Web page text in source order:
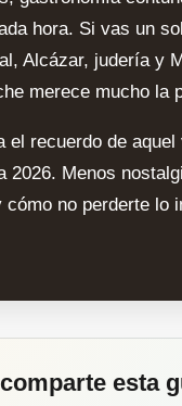
hora. Si vas un
Alcázar, judería y
merece mucho la
recuerdo de
2026. Menos
no perderte lo
esta